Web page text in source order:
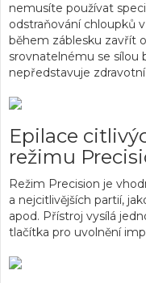
nemusíte používat
odstraňování chloupků
během záblesku zavřít
srovnatelnému se sílou
nepředstavuje
Epilace
režimu
Režim Precision je
a nejcitlivějších partií,
apod. Přístroj vysílá
tlačítka pro uvolnění